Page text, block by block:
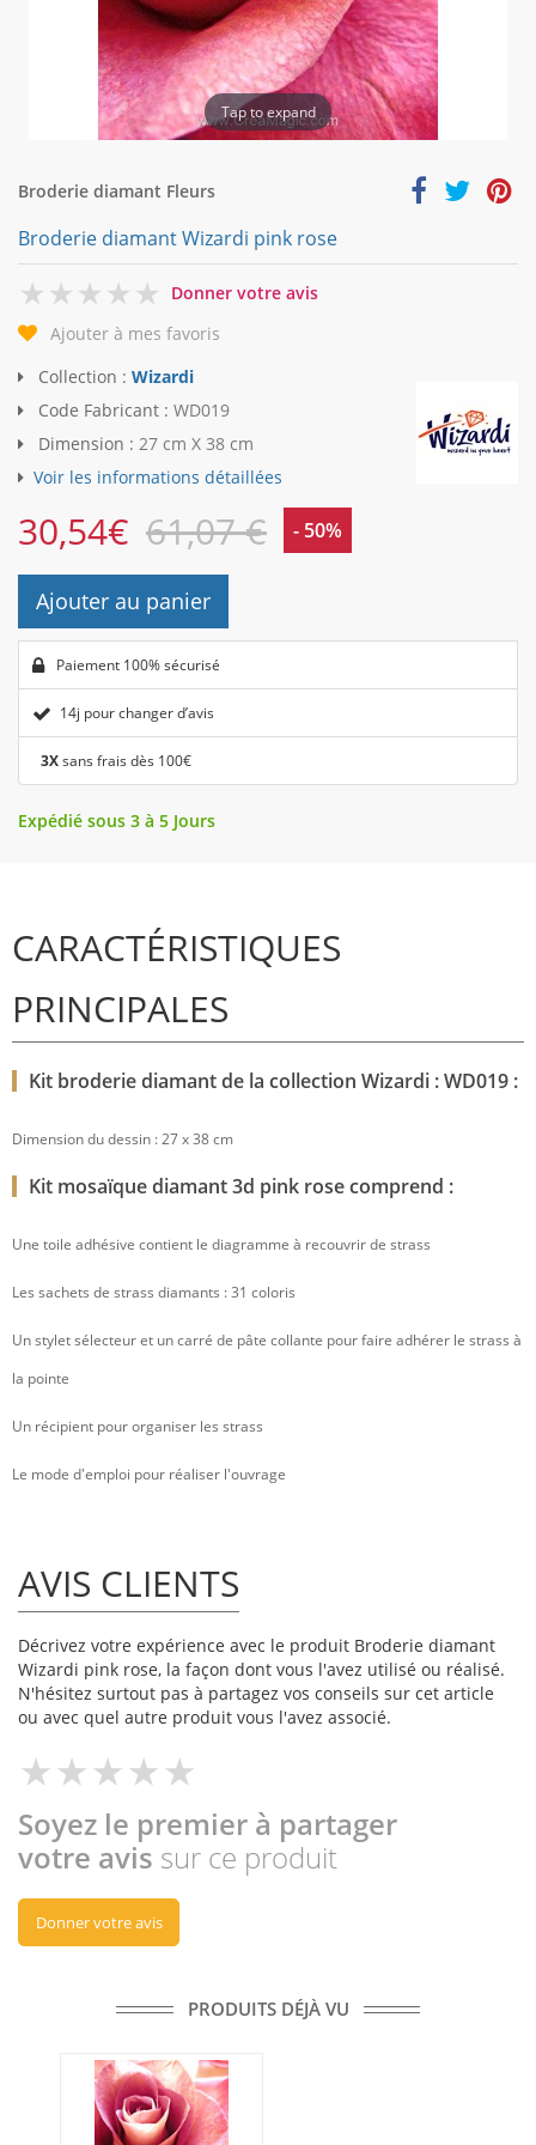
Tap to expand
Broderie diamant Fleurs
Broderie diamant Wizardi pink rose
0
Donner votre avis
Ajouter à mes favoris
Collection : Wizardi
Code Fabricant : WD019
Dimension : 27 cm X 38 cm
Voir les informations détaillées
30,54€ 61,07 € - 50%
Ajouter au panier
Paiement 100% sécurisé
14j pour changer d’avis
3Xsans frais dès 100€
Expédié sous 3 à 5 Jours
CARACTÉRISTIQUES
PRINCIPALES
Kit broderie diamant de la collection Wizardi : WD019 :
Dimension du dessin : 27 x 38 cm
Kit mosaïque diamant 3d pink rose comprend :
Une toile adhésive contient le diagramme à recouvrir de strass
Les sachets de strass diamants : 31 coloris
Un stylet sélecteur et un carré de pâte collante pour faire adhérer le strass à
la pointe
Un récipient pour organiser les strass
Le mode d'emploi pour réaliser l'ouvrage
AVIS CLIENTS
Décrivez votre expérience avec le produit Broderie diamant
Wizardi pink rose, la façon dont vous l'avez utilisé ou réalisé.
N'hésitez surtout pas à partagez vos conseils sur cet article
ou avec quel autre produit vous l'avez associé.
Soyez le premier à partager
votre avis sur ce produit
Donner votre avis
PRODUITS DÉJÀ VU